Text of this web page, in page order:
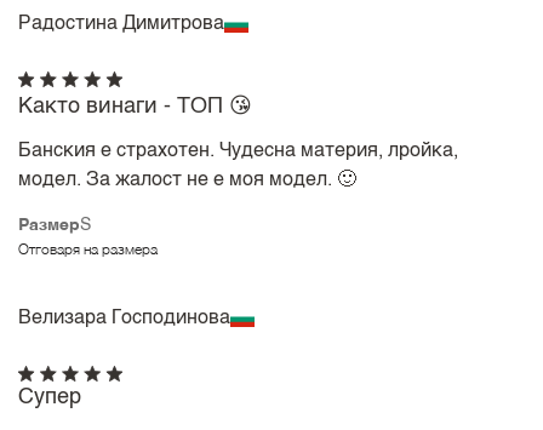
Радостина Димитрова
РазмерS
Отговаря на размера
Както винаги - ТОП 😘
Банския е страхотен. Чудесна материя, лройка,
модел. За жалост не е моя модел. 🙂
Велизара Господинова
Супер